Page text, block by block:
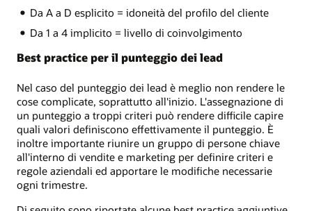
Da A a D esplicito = idoneità del profilo del cliente
Da 1 a 4 implicito = livello di coinvolgimento
Best practice per il punteggio dei lead
Nel caso del punteggio dei lead è meglio non rendere le
cose complicate, soprattutto all'inizio. L'assegnazione di
un punteggio a troppi criteri può rendere difficile capire
quali valori definiscono effettivamente il punteggio. È
inoltre importante riunire un gruppo di persone chiave
all'interno di vendite e marketing per definire criteri e
regole aziendali ed apportare le modifiche necessarie
ogni trimestre.